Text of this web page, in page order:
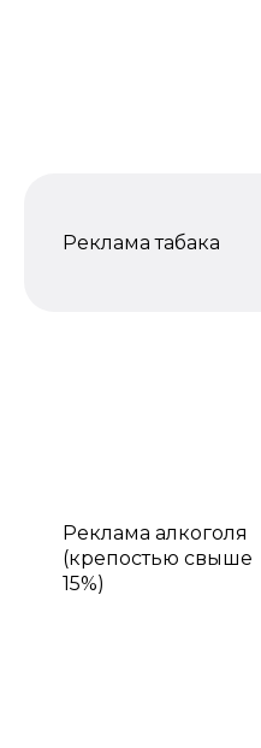
Реклама табака
Реклама алкоголя
(крепостью свыше
15%)